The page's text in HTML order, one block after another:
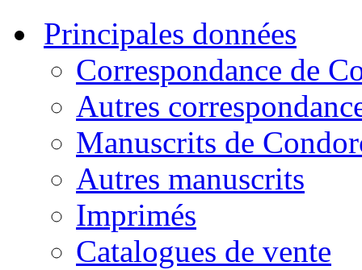
Principales données
Correspondance de
Autres
Manuscrits de
Autres manuscrits
Imprimés
Catalogues de vente